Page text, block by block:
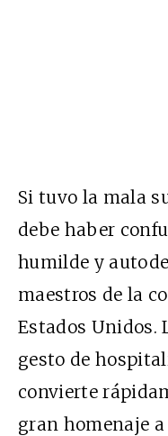
Si tuvo la mala
debe haber
humilde y
maestros de la
Estados Unidos.
gesto de
convierte
gran homenaje